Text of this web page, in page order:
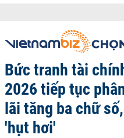
Bức tranh tài
2026 tiếp tục
lãi tăng ba chữ
'hụt hơi'